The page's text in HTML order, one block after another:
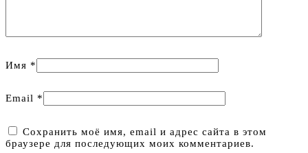
Имя *
Email *
Сохранить моё имя, email и адрес сайта в этом
браузере для последующих моих комментариев.